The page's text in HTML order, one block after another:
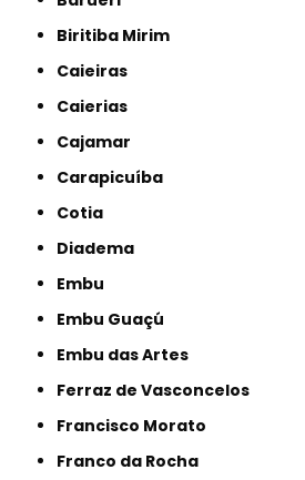
Biritiba Mirim
Caieiras
Caierias
Cajamar
Carapicuíba
Cotia
Diadema
Embu
Embu Guaçú
Embu das Artes
Ferraz de Vasconcelos
Francisco Morato
Franco da Rocha